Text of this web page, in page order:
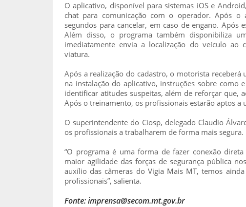
O aplicativo, disponível para sistemas iOS e
chat para comunicação com o operador. Após
segundos para cancelar, em caso de engano.
Além disso, o programa também disponibiliza
imediatamente envia a localização do veículo ao
viatura.
Após a realização do cadastro, o motorista
na instalação do aplicativo, instruções sobre como
identificar atitudes suspeitas, além de reforçar que,
Após o treinamento, os profissionais estarão aptos a
O superintendente do Ciosp, delegado Claudio
os profissionais a trabalharem de forma mais segura.
“O programa é uma forma de fazer conexão
maior agilidade das forças de segurança pública
auxílio das câmeras do Vigia Mais MT, temos
profissionais”, salienta.
Fonte: imprensa@secom.mt.gov.br